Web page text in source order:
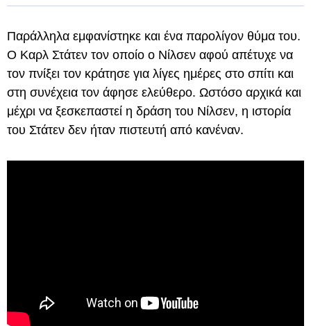
Παράλληλα εμφανίστηκε και ένα παρολίγον θύμα του.
Ο Καρλ Στάτεν τον οποίο ο Νίλσεν αφού απέτυχε να
τον πνίξει τον κράτησε για λίγες ημέρες στο σπίτι και
στη συνέχεια τον άφησε ελεύθερο. Ωστόσο αρχικά και
μέχρι να ξεσκεπαστεί η δράση του Νίλσεν, η ιστορία
του Στάτεν δεν ήταν πιστευτή από κανέναν.